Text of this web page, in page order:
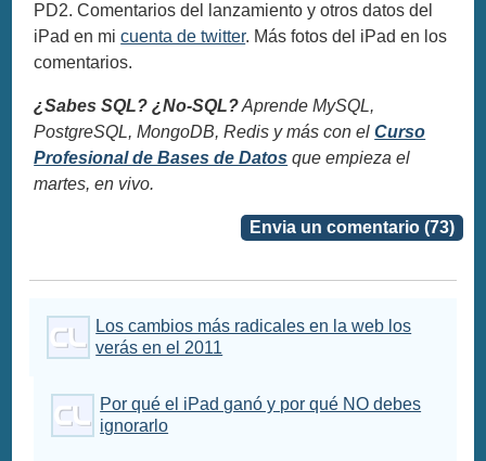
PD2. Comentarios del lanzamiento y otros datos del
iPad en micuenta de twitter. Más fotos del iPad en los
comentarios.
¿Sabes SQL? ¿No-SQL?Aprende MySQL,
PostgreSQL, MongoDB, Redis y más con elCurso
Profesional de Bases de Datos que empieza el
martes, en vivo.
Envia un comentario (73)
Los cambios más radicales en la web los
verás en el 2011
Por qué el iPad ganó y por qué NO debes
ignorarlo